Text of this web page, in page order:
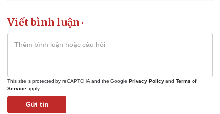
Viết bình luận
This site is protected by reCAPTCHA and the Google Privacy Policy and Terms of
Service apply.
Gửi tin